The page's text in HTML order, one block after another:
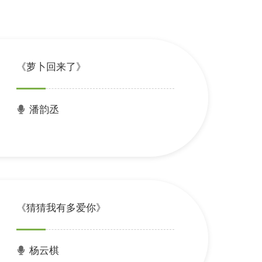
《萝卜回来了》
潘韵丞
《猜猜我有多爱你》
杨云棋